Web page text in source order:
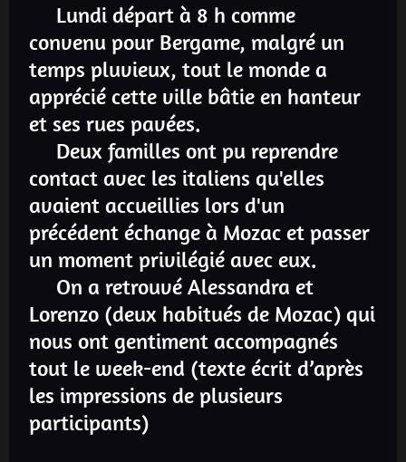
Lundi départ à 8 h comme
convenu pour Bergame, malgré un
temps pluvieux, tout le monde a
apprécié cette ville bâtie en hanteur
et ses rues pavées.
Deux familles ont pu reprendre
contact avec les italiens qu'elles
avaient accueillies lors d'un
précédent échange à Mozac et passer
un moment privilégié avec eux.
On a retrouvé Alessandra et
Lorenzo (deux habitués de Mozac) qui
nous ont gentiment accompagnés
tout le week-end (texte écrit d’après
les impressions de plusieurs
participants)